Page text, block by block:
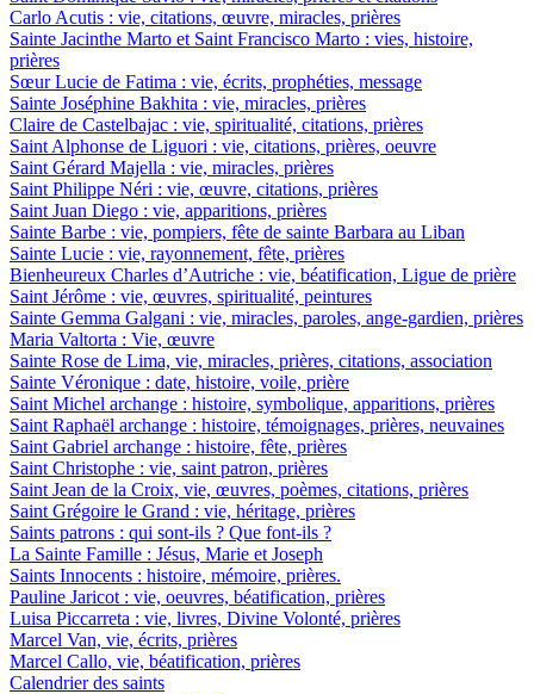
Carlo Acutis : vie, citations, œuvre, miracles, prières
Sainte Jacinthe Marto et Saint Francisco Marto : vies, histoire,
prières
Sœur Lucie de Fatima : vie, écrits, prophéties, message
Sainte Joséphine Bakhita : vie, miracles, prières
Claire de Castelbajac : vie, spiritualité, citations, prières
Saint Alphonse de Liguori : vie, citations, prières, oeuvre
Saint Gérard Majella : vie, miracles, prières
Saint Philippe Néri : vie, œuvre, citations, prières
Saint Juan Diego : vie, apparitions, prières
Sainte Barbe : vie, pompiers, fête de sainte Barbara au Liban
Sainte Lucie : vie, rayonnement, fête, prières
Bienheureux Charles d’Autriche : vie, béatification, Ligue de prière
Saint Jérôme : vie, œuvres, spiritualité, peintures
Sainte Gemma Galgani : vie, miracles, paroles, ange-gardien, prières
Maria Valtorta : Vie, œuvre
Sainte Rose de Lima, vie, miracles, prières, citations, association
Sainte Véronique : date, histoire, voile, prière
Saint Michel archange : histoire, symbolique, apparitions, prières
Saint Raphaël archange : histoire, témoignages, prières, neuvaines
Saint Gabriel archange : histoire, fête, prières
Saint Christophe : vie, saint patron, prières
Saint Jean de la Croix, vie, œuvres, poèmes, citations, prières
Saint Grégoire le Grand : vie, héritage, prières
Saints patrons : qui sont-ils ? Que font-ils ?
La Sainte Famille : Jésus, Marie et Joseph
Saints Innocents : histoire, mémoire, prières.
Pauline Jaricot : vie, oeuvres, béatification, prières
Luisa Piccarreta : vie, livres, Divine Volonté, prières
Marcel Van, vie, écrits, prières
Marcel Callo, vie, béatification, prières
Calendrier des saints